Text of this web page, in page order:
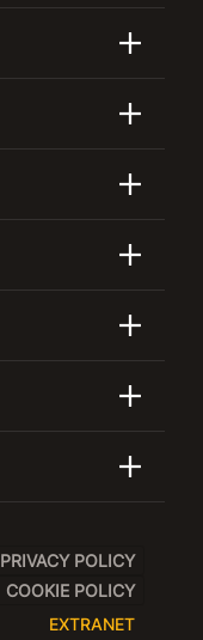
PRIVACY POLICY
COOKIE POLICY
EXTRANET